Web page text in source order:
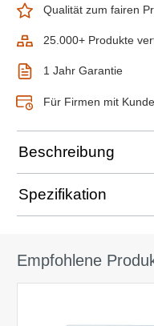
Qualität zum fairen
25.000+ Produkte
1 Jahr Garantie
Für Firmen mit
Beschreibung
Spezifikation
Empfohlene